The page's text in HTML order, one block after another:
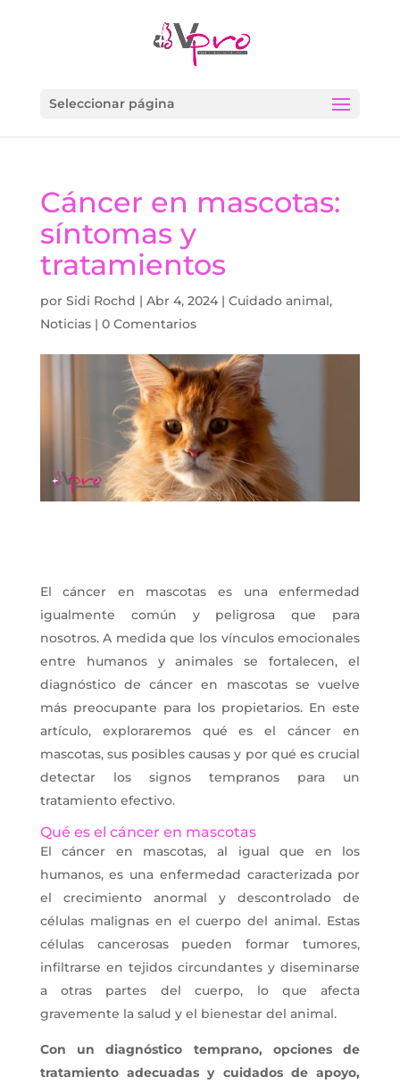
Seleccionar página
Cáncer en mascotas:
síntomas y
tratamientos
por Sidi Rochd | Abr 4, 2024| Cuidado animal,
Noticias| 0 Comentarios
El cáncer en mascotas es una enfermedad
igualmente común y peligrosa que para
nosotros. A medida que los vínculos emocionales
entre humanos y animales se fortalecen, el
diagnóstico de cáncer en mascotas se vuelve
más preocupante para los propietarios. En este
artículo, exploraremos qué es el cáncer en
mascotas, sus posibles causas y por qué es crucial
detectar los signos tempranos para un
tratamiento efectivo.
Qué es el cáncer en mascotas
El cáncer en mascotas, al igual que en los
humanos, es una enfermedad caracterizada por
el crecimiento anormal y descontrolado de
células malignas en el cuerpo del animal. Estas
células cancerosas pueden formar tumores,
infiltrarse en tejidos circundantes y diseminarse
a otras partes del cuerpo, lo que afecta
gravemente la salud y el bienestar del animal.
Con un diagnóstico temprano, opciones de
tratamiento adecuadas y cuidados de apoyo,